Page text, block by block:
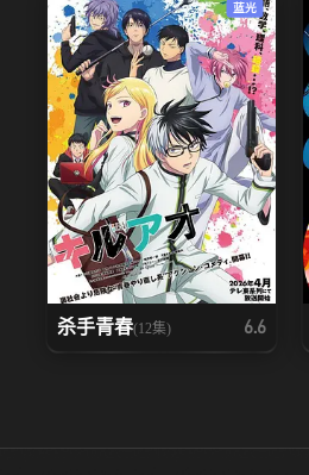
蓝光
杀手青春(12集) 6.6